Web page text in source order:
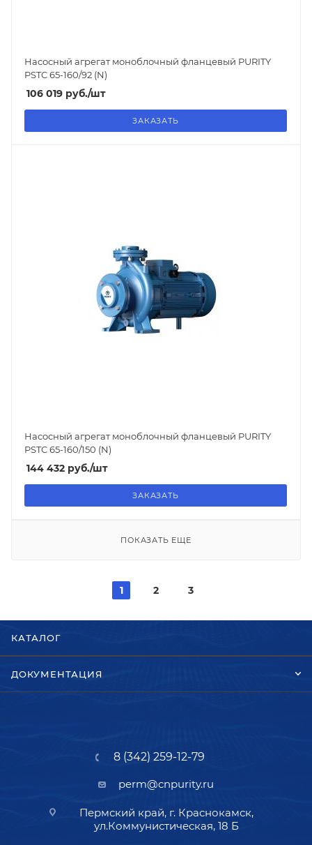
Насосный агрегат моноблочный фланцевый PURITY
PSTC 65-160/92 (N)
106 019 руб./шт
ЗАКАЗАТЬ
Насосный агрегат моноблочный фланцевый PURITY
PSTC 65-160/150 (N)
144 432 руб./шт
ЗАКАЗАТЬ
ПОКАЗАТЬ ЕЩЕ
1 2 3
КАТАЛОГ
ДОКУМЕНТАЦИЯ
8 (342) 259-12-79
perm@cnpurity.ru
Пермский край, г. Краснокамск,
ул.Коммунистическая, 18 Б